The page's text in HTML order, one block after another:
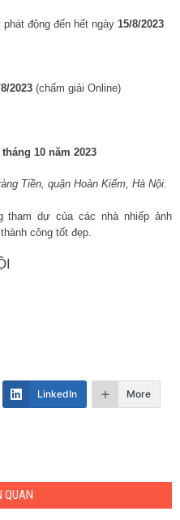
động đến hết ngày 15/8/2023
2023 (chấm giải Online)
10 năm 2023
Tiền, quận Hoàn Kiếm, Hà Nội.
dự của các nhà nhiếp ảnh
công tốt đẹp.
LinkedIn More
QUAN